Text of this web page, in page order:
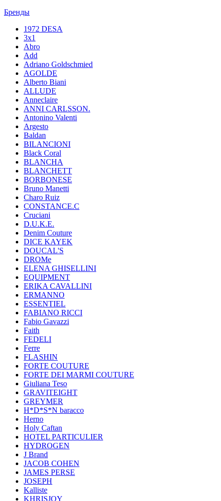
Бренды
1972 DESA
3x1
Abro
Add
Adriano Goldschmied
AGOLDE
Alberto Biani
ALLUDE
Anneclaire
ANNI CARLSSON.
Antonino Valenti
Argesto
Baldan
BILANCIONI
Black Coral
BLANCHA
BLANCHETT
BORBONESE
Bruno Manetti
Charo Ruiz
CONSTANCE.C
Cruciani
D.U.K.E.
Denim Couture
DICE KAYEK
DOUCAL'S
DROMe
ELENA GHISELLINI
EQUIPMENT
ERIKA CAVALLINI
ERMANNO
ESSENTIEL
FABIANO RICCI
Fabio Gavazzi
Faith
FEDELI
Ferre
FLASHIN
FORTE COUTURE
FORTE DEI MARMI COUTURE
Giuliana Teso
GRAVITEIGHT
GREYMER
H*D*S*N baracco
Herno
Holy Caftan
HOTEL PARTICULIER
HYDROGEN
J Brand
JACOB COHEN
JAMES PERSE
JOSEPH
Kalliste
KHRISJOY